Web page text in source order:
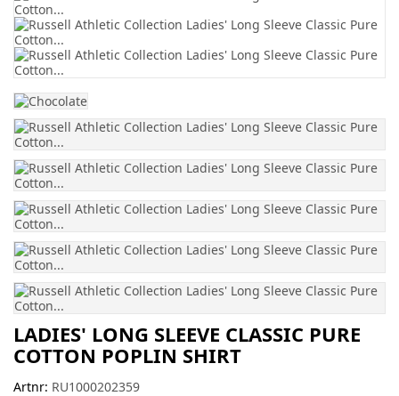
LADIES' LONG SLEEVE CLASSIC PURE
COTTON POPLIN SHIRT
Artnr: RU1000202359